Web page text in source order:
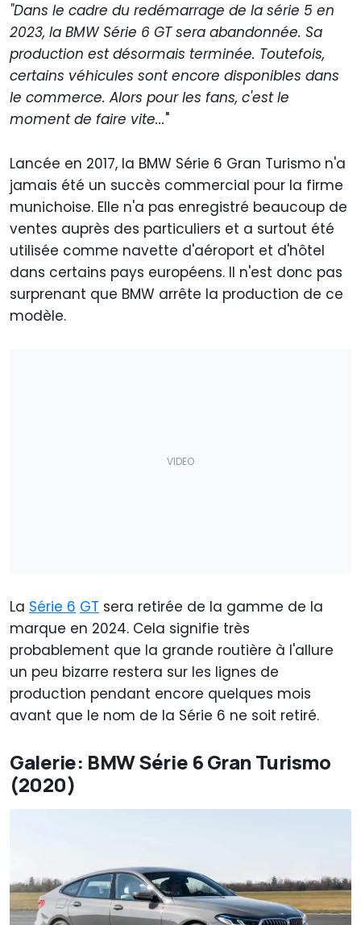
"Dans le cadre du redémarrage de la série 5 en
2023, la BMW Série 6 GT sera abandonnée. Sa
production est désormais terminée. Toutefois,
certains véhicules sont encore disponibles dans
le commerce. Alors pour les fans, c'est le
moment de faire vite..."
Lancée en 2017, la BMW Série 6 Gran Turismo n'a
jamais été un succès commercial pour la firme
munichoise. Elle n'a pas enregistré beaucoup de
ventes auprès des particuliers et a surtout été
utilisée comme navette d'aéroport et d'hôtel
dans certains pays européens. Il n'est donc pas
surprenant que BMW arrête la production de ce
modèle.
La Série 6 GT sera retirée de la gamme de la
marque en 2024. Cela signifie très
probablement que la grande routière à l'allure
un peu bizarre restera sur les lignes de
production pendant encore quelques mois
avant que le nom de la Série 6 ne soit retiré.
Galerie: BMW Série 6 Gran Turismo
(2020)